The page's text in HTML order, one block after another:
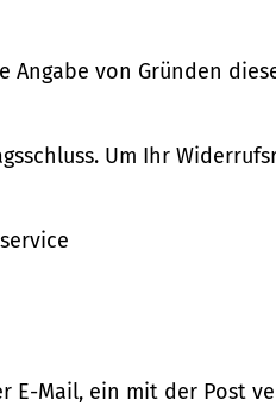
Angabe von Gründen
Um Ihr
E-Mail, ein mit der Post